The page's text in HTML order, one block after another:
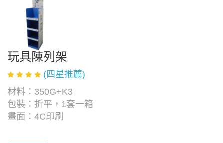
玩具陳列架
(四星推薦)
材料：350G+K3
包裝：折平，1套一箱
畫面：4C印刷